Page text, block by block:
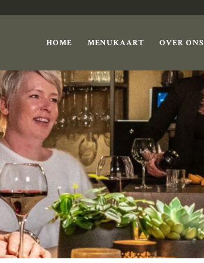
HOME MENUKAART OVER ONS